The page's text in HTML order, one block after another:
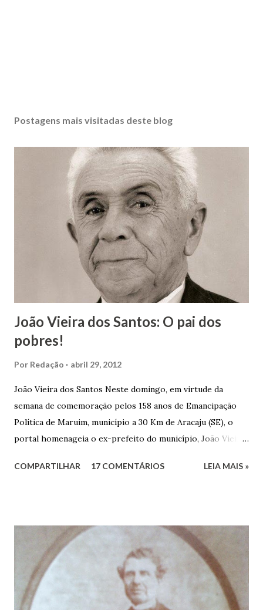
Postagens mais visitadas deste blog
João Vieira dos Santos: O pai dos
pobres!
Por Redação abril 29, 2012
João Vieira dos Santos Neste domingo, em virtude da
semana de comemoração pelos 158 anos de Emancipação
Política de Maruim, município a 30 Km de Aracaju (SE), o
portal homenageia o ex-prefeito do município, João Vieira
Vieira dos Santos e Arlinda Barroso dos Santos, nasceu em
infância pobre, João Vieira não pôde se dedicar aos
estudos, e então passou a colocar o trabalho em primeiro
plano para auxiliar na renda familiar. No comércio foi
garçon, dono de bar, de armarinho e depois de uma
panificação. “Ao contrário de muitos, que renegam suas
COMPARTILHAR 17 COMENTÁRIOS LEIA MAIS »